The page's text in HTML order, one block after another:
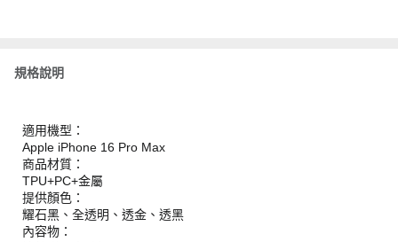
規格說明
適用機型：
Apple iPhone 16 Pro Max
商品材質：
TPU+PC+金屬
提供顏色：
耀石黑、全透明、透金、透黑
內容物：